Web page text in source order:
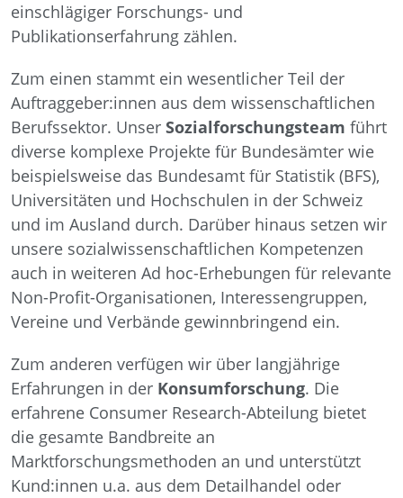
einschlägiger Forschungs- und
Publikationserfahrung zählen.
Zum einen stammt ein wesentlicher Teil der
Auftraggeber:innen aus dem wissenschaftlichen
Berufssektor. Unser Sozialforschungsteam führt
diverse komplexe Projekte für Bundesämter wie
beispielsweise das Bundesamt für Statistik (BFS),
Universitäten und Hochschulen in der Schweiz
und im Ausland durch. Darüber hinaus setzen wir
unsere sozialwissenschaftlichen Kompetenzen
auch in weiteren Ad hoc-Erhebungen für relevante
Non-Profit-Organisationen, Interessengruppen,
Vereine und Verbände gewinnbringend ein.
Zum anderen verfügen wir über langjährige
Erfahrungen in der Konsumforschung. Die
erfahrene Consumer Research-Abteilung bietet
die gesamte Bandbreite an
Marktforschungsmethoden an und unterstützt
Kund:innen u.a. aus dem Detailhandel oder